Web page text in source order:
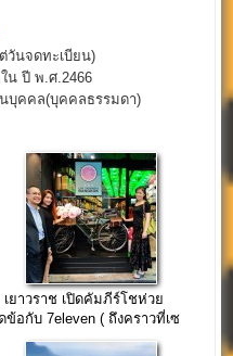
นจดทะเบียน)
น ปี พ.ศ.2466
บุคคล(บุคคลธรรมดา)
เยาวราช เปิดคัมภีร์โชห่วย
ข้อกับ 7eleven ( ถึงคราวที่เซ
เว่นต้อง “กลัว” บ้าง )